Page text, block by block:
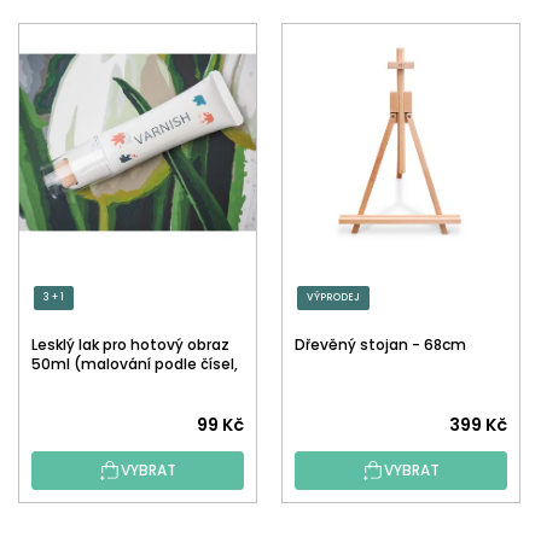
3 + 1
Lesklý lak pro hotový obraz
50ml (malování podle čísel,
hodnocení
produktu
je
99 Kč
VYBRAT
VÝPRODEJ
Dřevěný stojan - 68cm
399 Kč
VYBRAT